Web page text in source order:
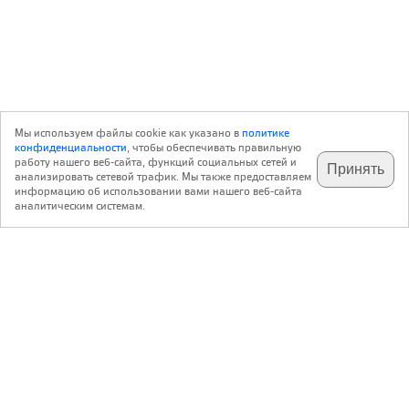
подпишитесь на наш
телеграм @archi_ru
✕
с 20 июля 1999 г.
Мы используем файлы cookie как указано вполитике
конфиденциальности, чтобы обеспечивать правильную
работу нашего веб-сайта, функций социальных сетей и
анализировать сетевой трафик. Мы также предоставляем
информацию об использовании вами нашего веб-сайта
аналитическим системам.
Принять